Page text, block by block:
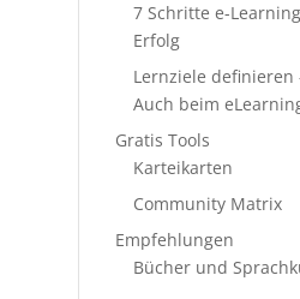
7 Schritte e-Learning
Erfolg
Lernziele definieren
Auch beim
Gratis Tools
Karteikarten
Community Matrix
Empfehlungen
Bücher und